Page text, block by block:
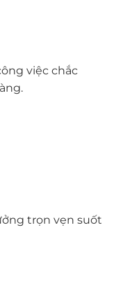
việc chắc
trọn vẹn suốt